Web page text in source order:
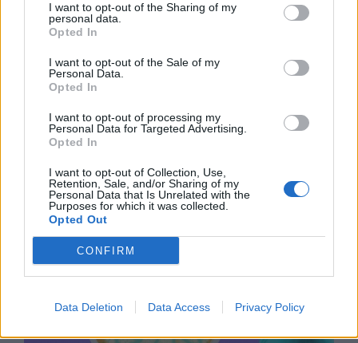
I want to opt-out of the Sharing of my
personal data.
Opted In
I want to opt-out of the Sale of my
Personal Data.
Opted In
I want to opt-out of processing my
Personal Data for Targeted Advertising.
Opted In
I want to opt-out of Collection, Use,
Retention, Sale, and/or Sharing of my
Personal Data that Is Unrelated with the
Purposes for which it was collected.
Opted Out
CONFIRM
Data Deletion Data Access Privacy Policy
Древен храм на почти 900 години
откриха под кафене за сладолед в
Полша
07.08.2026 / 16:00